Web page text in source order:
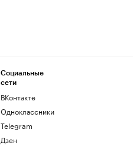
Социальные
сети
ВКонтакте
Одноклассники
Telegram
Дзен